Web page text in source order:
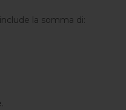
la somma di: